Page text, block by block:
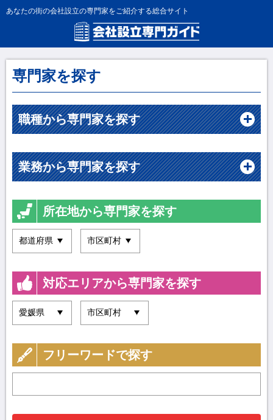
あなたの街の会社設立の専門家をご紹介する総合サイト
専門家を探す
職種から専門家を探す
業務から専門家を探す
所在地から専門家を探す
対応エリアから専門家を探す
フリーワードで探す